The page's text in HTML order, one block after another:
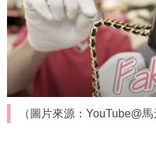
（圖片來源：YouTube@馬